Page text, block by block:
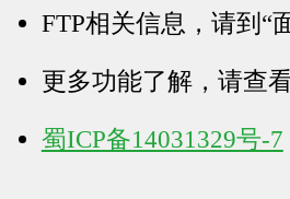
FTP相关信息，请到“
更多功能了解，请查
蜀ICP备14031329号-7